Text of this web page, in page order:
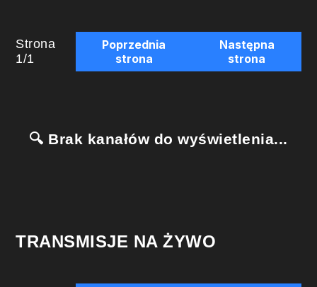
Strona
1/1
Poprzednia
strona
Następna
strona
🔍 Brak kanałów do wyświetlenia...
TRANSMISJE NA ŻYWO